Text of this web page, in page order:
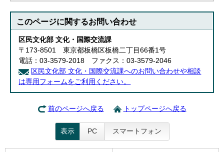
このページに関するお問い合わせ
区民文化部 文化・国際交流課
〒173-8501 東京都板橋区板橋二丁目66番1号
電話：03-3579-2018 ファクス：03-3579-2046
区民文化部 文化・国際交流課へのお問い合わせや相談
は専用フォームをご利用ください。
前のページへ戻る トップページへ戻る
表示 PC スマートフォン